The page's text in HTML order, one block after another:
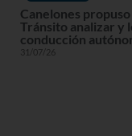
Canelones
Tránsito analizar y
conducción
31/07/26